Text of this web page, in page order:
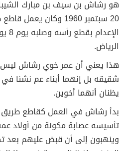
هو رشاش بن سيف بن مبارك
20 سبتمبر 1960 وكان
الرياض.
هذا يعني أن عمر خوي رشاش
شقيقه بل إنهما أبناء عم نشئا
يظنان أنهما أخوين.
بدأ رشاش في العمل كقاطع طريق
تأسيسه عصابة مكونة من أولاد
وينهبون إلى أن قبض عليهم بعد